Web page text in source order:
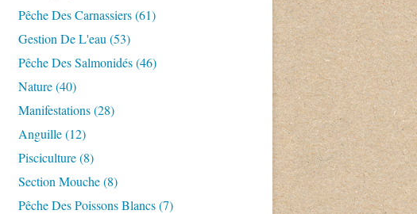
Pêche Des Carnassiers(61)
Gestion De L'eau (53)
Pêche Des Salmonidés(46)
Nature(40)
Manifestations(28)
Anguille(12)
Pisciculture(8)
Section Mouche(8)
Pêche Des Poissons Blancs(7)